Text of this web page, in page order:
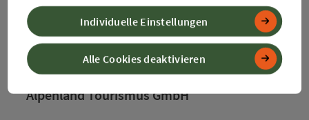
Kontakt
Alpenland Tourismus GmbH
Alle Cookies deaktivieren
Individuelle Einstellungen